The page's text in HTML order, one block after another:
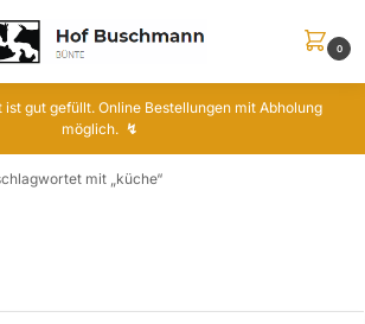
0
ist gut gefüllt. Online Bestellungen mit Abholung
möglich. ↯
mit „küche“